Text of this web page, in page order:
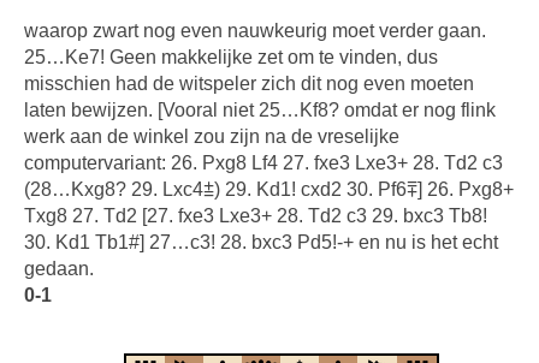
waarop zwart nog even nauwkeurig moet verder gaan.
25…Ke7! Geen makkelijke zet om te vinden, dus
misschien had de witspeler zich dit nog even moeten
laten bewijzen. [Vooral niet 25…Kf8? omdat er nog flink
werk aan de winkel zou zijn na de vreselijke
computervariant: 26. Pxg8 Lf4 27. fxe3 Lxe3+ 28. Td2 c3
(28…Kxg8? 29. Lxc4⩲) 29. Kd1! cxd2 30. Pf6⩱] 26. Pxg8+
Txg8 27. Td2 [27. fxe3 Lxe3+ 28. Td2 c3 29. bxc3 Tb8!
30. Kd1 Tb1#] 27…c3! 28. bxc3 Pd5!-+ en nu is het echt
gedaan.
0-1